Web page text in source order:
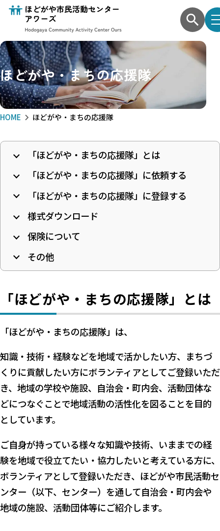
ほどがや・まちの応援隊
HOME ほどがや・まちの応援隊
「ほどがや・まちの応援隊」とは
「ほどがや・まちの応援隊」に依頼する
「ほどがや・まちの応援隊」に登録する
様式ダウンロード
保険について
その他
「ほどがや・まちの応援隊」とは
「ほどがや・まちの応援隊」は、
知識・技術・経験などを地域で活かしたい方、まちづ
くりに貢献したい方にボランティアとしてご登録いただ
き、地域の学校や施設、自治会・町内会、活動団体な
どにつなぐことで地域活動の活性化を図ることを目的
としています。
ご自身が持っている様々な知識や技術、いままでの経
験を地域で役立てたい・協力したいと考えている方に、
ボランティアとして登録いただき、ほどがや市民活動セ
ンター（以下、センター）を通して自治会・町内会や
地域の施設、活動団体等にご紹介します。